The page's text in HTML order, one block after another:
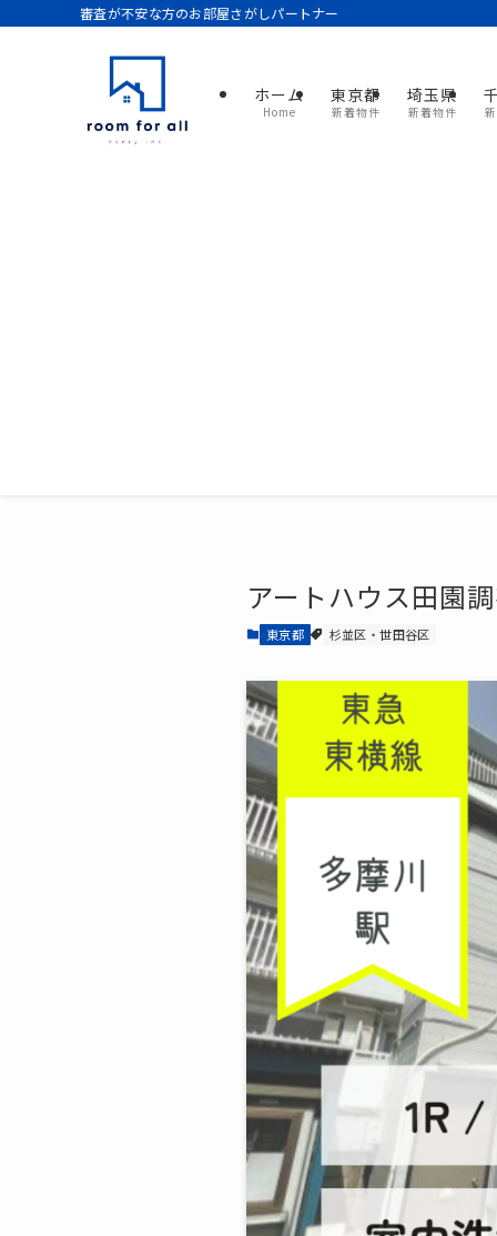
審査が不安な方のお部屋さがしパートナー
ホーム
Home
東京都
新着物件
埼玉県
新着物件
アートハウス田園
東京都 杉並区・世田谷区